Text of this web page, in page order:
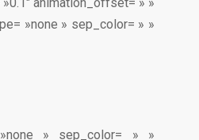
»none » sep_color= » »
» sep_color= » »